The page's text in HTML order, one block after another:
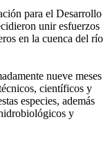
para el Desarrollo
unir esfuerzos
en la cuenca del río
nueve meses
científicos y
especies, además
y